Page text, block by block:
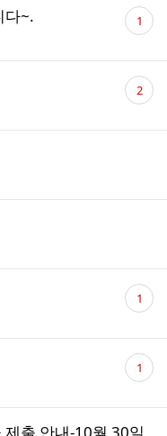
다~.
댓
글 1
댓
글 2
댓
글 1
댓
글 1